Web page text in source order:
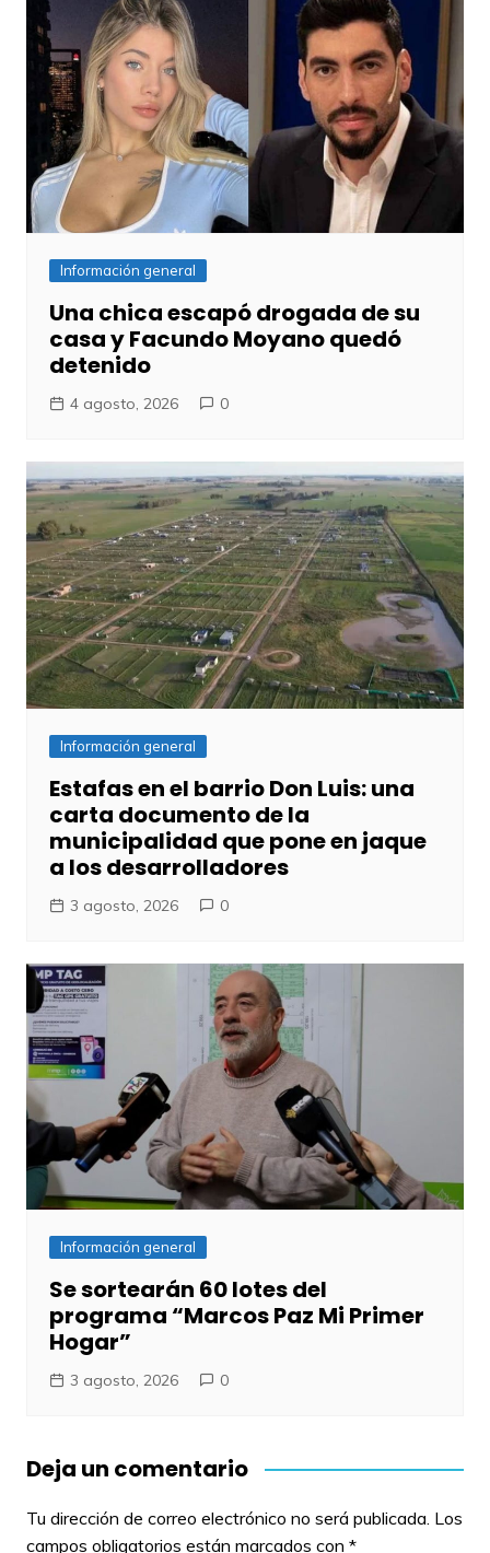
Información general
Una chica escapó drogada de su
casa y Facundo Moyano quedó
detenido
4 agosto, 2026 0
Información general
Estafas en el barrio Don Luis: una
carta documento de la
municipalidad que pone en jaque
a los desarrolladores
3 agosto, 2026 0
Información general
Se sortearán 60 lotes del
programa “Marcos Paz Mi Primer
Hogar”
3 agosto, 2026 0
Deja un comentario
Tu dirección de correo electrónico no será publicada. Los
campos obligatorios están marcados con *